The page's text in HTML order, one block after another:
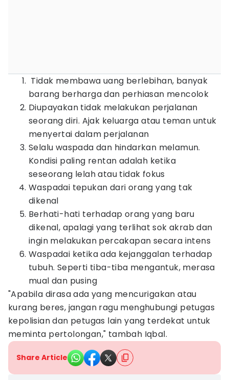
Tidak membawa uang berlebihan, banyak
barang berharga dan perhiasan mencolok
Diupayakan tidak melakukan perjalanan
seorang diri. Ajak keluarga atau teman untuk
menyertai dalam perjalanan
Selalu waspada dan hindarkan melamun.
Kondisi paling rentan adalah ketika
seseorang lelah atau tidak fokus
Waspadai tepukan dari orang yang tak
dikenal
Berhati-hati terhadap orang yang baru
dikenal, apalagi yang terlihat sok akrab dan
ingin melakukan percakapan secara intens
Waspadai ketika ada kejanggalan terhadap
tubuh. Seperti tiba-tiba mengantuk, merasa
mual dan pusing
"Apabila dirasa ada yang mencurigakan atau
kurang beres, jangan ragu menghubungi petugas
kepolisian dan petugas lain yang terdekat untuk
meminta pertolongan," tambah Iqbal.
Share Article